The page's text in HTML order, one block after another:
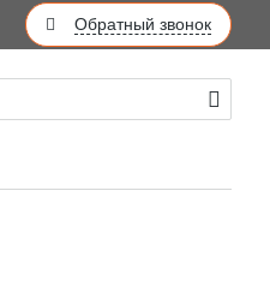
Обратный звонок